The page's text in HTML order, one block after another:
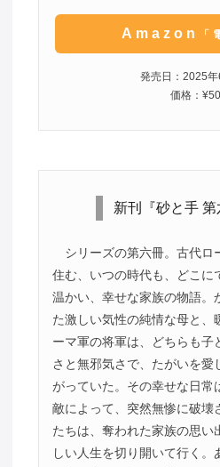
Amazon 「
発売日：2025年
価格：
新刊『砂と手 第
シリーズの第六冊。古代ロ
住む、いつの時代も、どこに
温かい、幸せな家族の物語。
た激しい気性の純情な母と、
ーマ軍の将軍は、どちらも子
さと無邪気さで、たがいを愛
がっていた。その幸せな日常
敵によって、突然無惨に破壊
たちは、奪われた家族の思い
しい人生を切り開いて行く。